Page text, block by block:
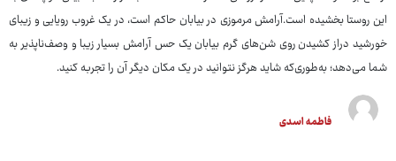
این روستا بخشیده است.آرامش مرموزی در بیابان حاکم است، در یک غروب رویایی و زیبای
خورشید دراز کشیدن روی شن‌های گرم بیابان یک حس آرامش بسیار زیبا و وصف‌ناپذیر به
شما می‌دهد؛ به‌طوری‌که شاید هرگز نتوانید در یک مکان دیگر آن را تجربه کنید.
فاطمه اسدی